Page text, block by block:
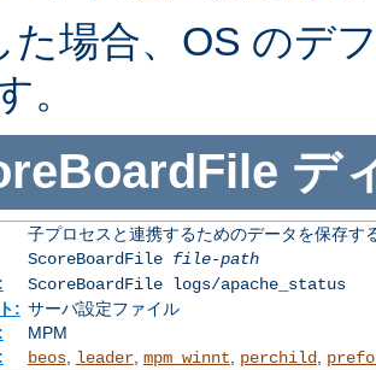
た場合、OS のデ
。
デ
子プロセスと連携するためのデータを保存す
ScoreBoardFile file-path
ScoreBoardFile logs/apache_status
: サーバ設定ファイル
MPM
beos, leader, mpm_winnt perchild,